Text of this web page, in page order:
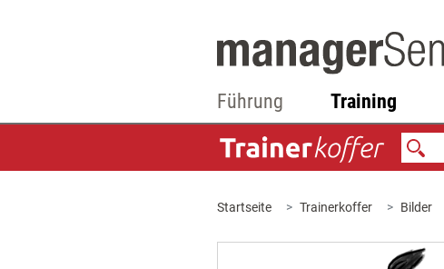
Führung Training
Startseite Trainerkoffer Bilder